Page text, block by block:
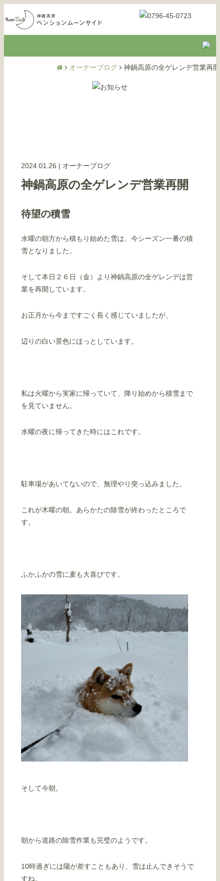
オーナーブログ 神鍋高原の全ゲレンデ営業再開
2024.01.26 | オーナーブログ
神鍋高原の全ゲレンデ営業再開
待望の積雪
水曜の朝方から積もり始めた雪は、今シーズン一番の積
雪となりました。
そして本日２６日（金）より神鍋高原の全ゲレンデは営
業を再開しています。
お正月から今まですごく長く感じていましたが、
辺りの白い景色にほっとしています。
私は火曜から実家に帰っていて、降り始めから積雪まで
を見ていません。
水曜の夜に帰ってきた時にはこれです。
駐車場があいてないので、無理やり突っ込みました。
これが木曜の朝。あらかたの除雪が終わったところで
す。
ふかふかの雪に麦も大喜びです。
そして今朝。
朝から道路の除雪作業も完璧のようです。
10時過ぎには陽が差すこともあり、雪は止んできそうで
すね。